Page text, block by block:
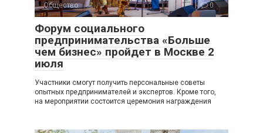
Общество 0
Форум социального
предпринимательства «Больше
чем бизнес» пройдет в Москве 2
июля
Участники смогут получить персональные советы
опытных предпринимателей и экспертов. Кроме того,
на мероприятии состоится церемония награждения